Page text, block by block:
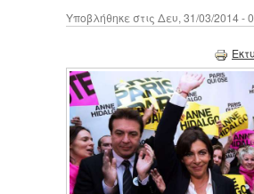
Υποβλήθηκε στις Δευ, 31/03/2014 -